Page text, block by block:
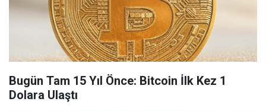
Bugün Tam 15 Yıl Önce: Bitcoin İlk Kez 1
Dolara Ulaştı